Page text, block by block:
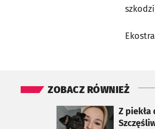
ZOBACZ RÓWNIEŻ
Z piekła
otworzy się w nowej karcie